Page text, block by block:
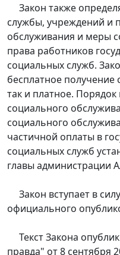
Закон также
службы, учреждений и
обслуживания и меры
права работников
социальных служб.
бесплатное получение
так и платное.
социального
социального
частичной оплаты в
социальных служб
главы администрации
Закон вступает в
официального
Текст Закона
правда" от 8 сентября